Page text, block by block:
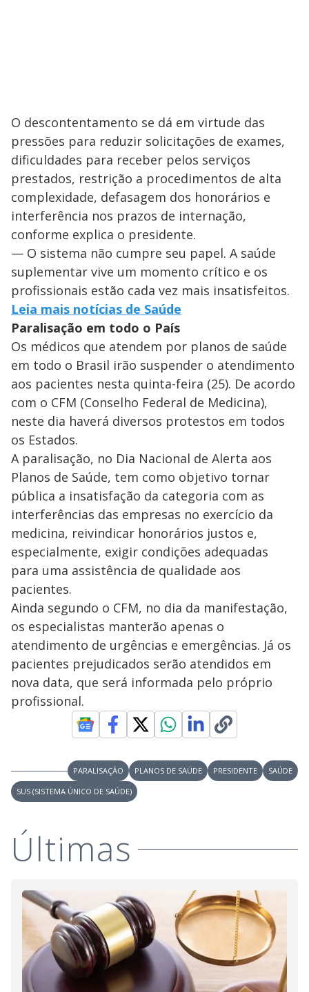
O descontentamento se dá em virtude das
pressões para reduzir solicitações de exames,
dificuldades para receber pelos serviços
prestados, restrição a procedimentos de alta
complexidade, defasagem dos honorários e
interferência nos prazos de internação,
conforme explica o presidente.
— O sistema não cumpre seu papel. A saúde
suplementar vive um momento crítico e os
profissionais estão cada vez mais insatisfeitos.
Leia mais notícias de Saúde
Paralisação em todo o País
Os médicos que atendem por planos de saúde
em todo o Brasil irão suspender o atendimento
aos pacientes nesta quinta-feira (25). De acordo
com o CFM (Conselho Federal de Medicina),
neste dia haverá diversos protestos em todos
os Estados.
A paralisação, no Dia Nacional de Alerta aos
Planos de Saúde, tem como objetivo tornar
pública a insatisfação da categoria com as
interferências das empresas no exercício da
medicina, reivindicar honorários justos e,
especialmente, exigir condições adequadas
para uma assistência de qualidade aos
pacientes.
Ainda segundo o CFM, no dia da manifestação,
os especialistas manterão apenas o
atendimento de urgências e emergências. Já os
pacientes prejudicados serão atendidos em
nova data, que será informada pelo próprio
profissional.
PARALISAÇÃO PLANOS DE SAÚDE PRESIDENTE
SAÚDE
SUS (SISTEMA ÚNICO DE SAÚDE)
Últimas